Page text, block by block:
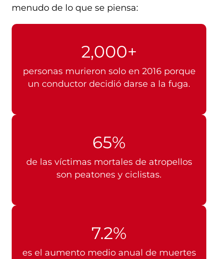
menudo de lo que se piensa:
2,000+
personas murieron solo en 2016 porque
un conductor decidió darse a la fuga.
65%
de las víctimas mortales de atropellos
son peatones y ciclistas.
7.2%
es el aumento medio anual de muertes